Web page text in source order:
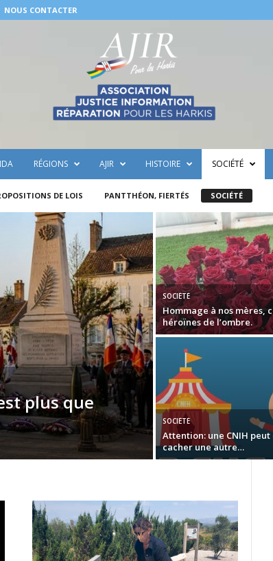
NOUS CONTACTER
RÉGIONS AJIR HISTOIRE SOCIÉTÉ
DE LOIS PANTTHÉON, FIERTÉS SOCIÉTÉ
plus que
SOCIÉTÉ
Hommage à nos mères,
héroïnes de l’ombre.
SOCIÉTÉ
Attention: une CNIH peut
cacher une autre…